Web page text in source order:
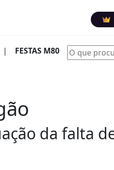
| FESTAS M80
da falta